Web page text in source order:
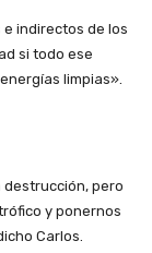
indirectos de los
si todo ese
limpias».
pero
y ponernos
Carlos.